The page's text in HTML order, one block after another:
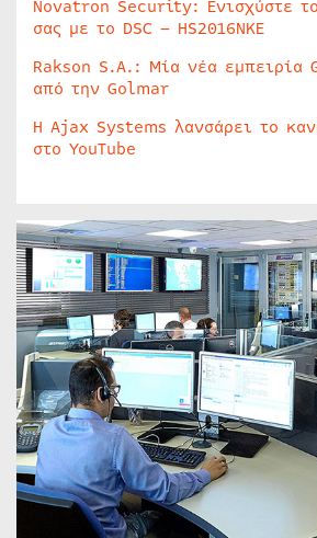
Novatron Security: Ενισχύστε
σας με το DSC – HS2016NKE
Rakson S.A.: Μία νέα εμπειρία
από την Golmar
Η Ajax Systems λανσάρει το
στο YouTube